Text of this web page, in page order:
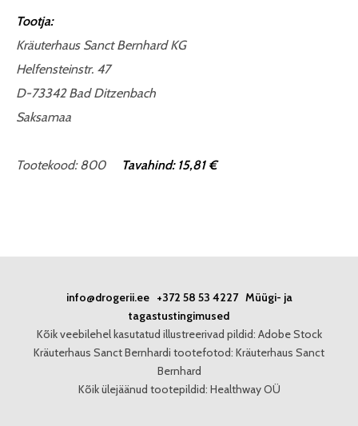
Tootja:
Kräuterhaus Sanct Bernhard KG
Helfensteinstr. 47
D-73342 Bad Ditzenbach
Saksamaa
Tootekood: 800 Tavahind: 15,81 €
info@drogerii.ee+372 58 53 4227 Müügi- ja
tagastustingimused
Kõik veebilehel kasutatud illustreerivad pildid: Adobe Stock
Kräuterhaus Sanct Bernhardi tootefotod: Kräuterhaus Sanct
Bernhard
Kõik ülejäänud tootepildid: Healthway OÜ